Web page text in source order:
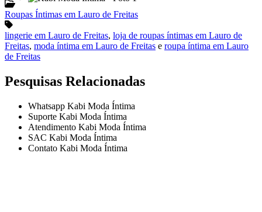
Roupas Íntimas em Lauro de Freitas
lingerie em Lauro de Freitas, loja de roupas íntimas em Lauro de
Freitas, moda íntima em Lauro de Freitas e roupa íntima em Lauro
de Freitas
Pesquisas Relacionadas
Whatsapp Kabi Moda Íntima
Suporte Kabi Moda Íntima
Atendimento Kabi Moda Íntima
SAC Kabi Moda Íntima
Contato Kabi Moda Íntima